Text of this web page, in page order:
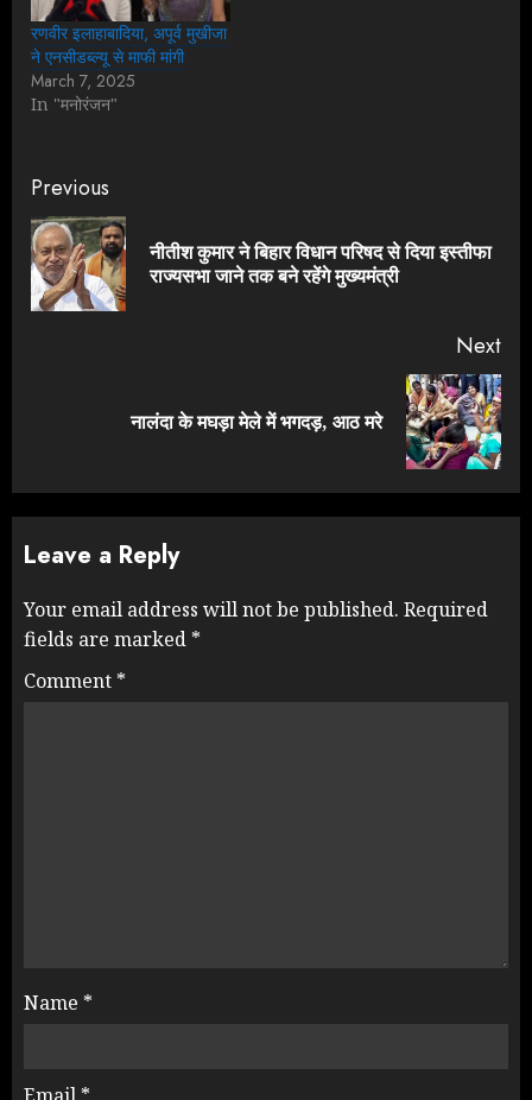
रणवीर इलाहाबादिया, अपूर्व मुखीजा
ने एनसीडब्ल्यू से माफी मांगी
March 7, 2025
In "मनोरंजन"
Continue
Reading
Previous
नीतीश कुमार ने बिहार विधान परिषद से दिया इस्तीफा
राज्यसभा जाने तक बने रहेंगे मुख्यमंत्री
Next
नालंदा के मघड़ा मेले में भगदड़, आठ मरे
Leave a Reply
Your email address will not be published. Required
fields are marked *
Comment *
Name *